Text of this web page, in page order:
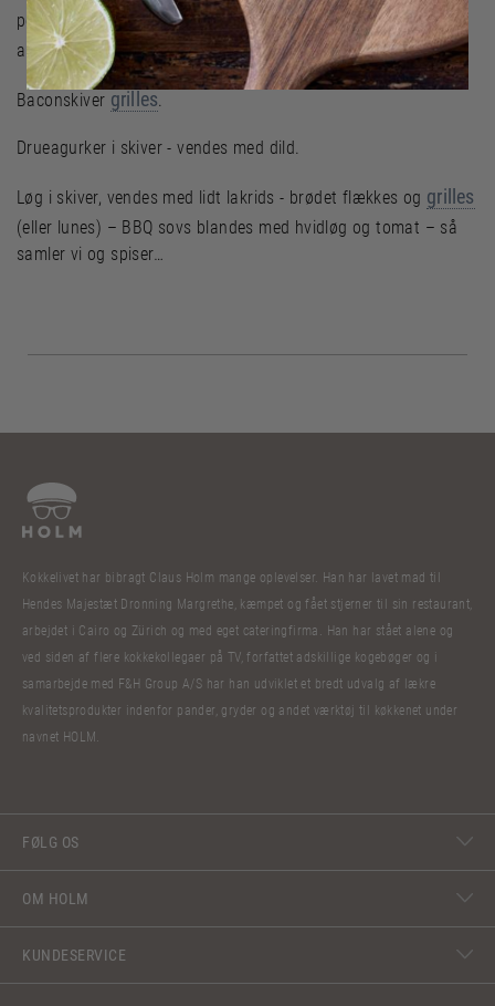
peber - formes oggrilles10 min. Men du kan også lave helt
almindelig bøffer uden noget :-)
Baconskiver grilles.
Drueagurker i skiver - vendes med dild.
Løg i skiver, vendes med lidt lakrids - brødet flækkes og grilles
(eller lunes) – BBQ sovs blandes med hvidløg og tomat – så
samler vi og spiser…
Kokkelivet har bibragt Claus Holm mange oplevelser. Han har lavet mad til
Hendes Majestæt Dronning Margrethe, kæmpet og fået stjerner til sin restaurant,
arbejdet i Cairo og Zürich og med eget cateringfirma. Han har stået alene og
ved siden af flere kokkekollegaer på TV, forfattet adskillige kogebøger og i
samarbejde med F&H Group A/S har han udviklet et bredt udvalg af lækre
kvalitetsprodukter indenfor pander, gryder og andet værktøj til køkkenet under
navnet HOLM.
FØLG OS
OM HOLM
KUNDESERVICE